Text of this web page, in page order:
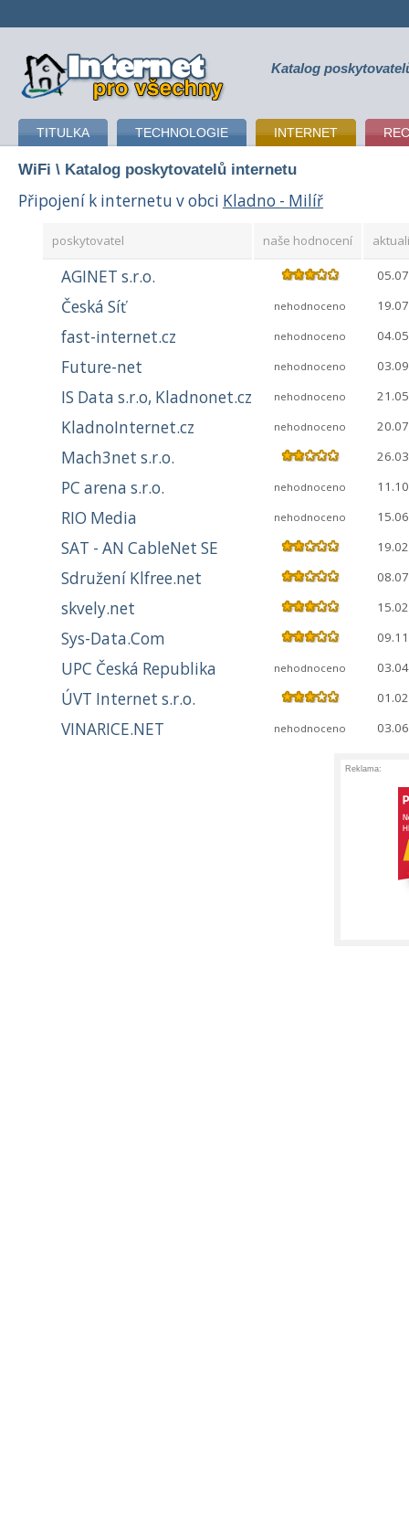
připojení k internetu Katalog
TITULKA TECHNOLOGIE INTERNET
WiFi \ Katalog poskytovatelů internetu
Připojení k internetu v obci Kladno - Milíř
poskytovatel naše hodnocení
AGINET s.r.o.
Česká Síť nehodnoceno
fast-internet.cz nehodnoceno
Future-net nehodnoceno
IS Data s.r.o, Kladnonet.cz nehodnoceno
KladnoInternet.cz nehodnoceno
Mach3net s.r.o.
PC arena s.r.o. nehodnoceno
RIO Media nehodnoceno
SAT - AN CableNet SE
Sdružení Klfree.net
skvely.net
Sys-Data.Com
UPC Česká Republika nehodnoceno
ÚVT Internet s.r.o.
VINARICE.NET nehodnoceno
Reklama: